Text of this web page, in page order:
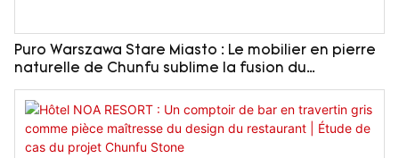
Puro Warszawa Stare Miasto : Le mobilier en pierre
naturelle de Chunfu sublime la fusion du
patrimoine scandinave